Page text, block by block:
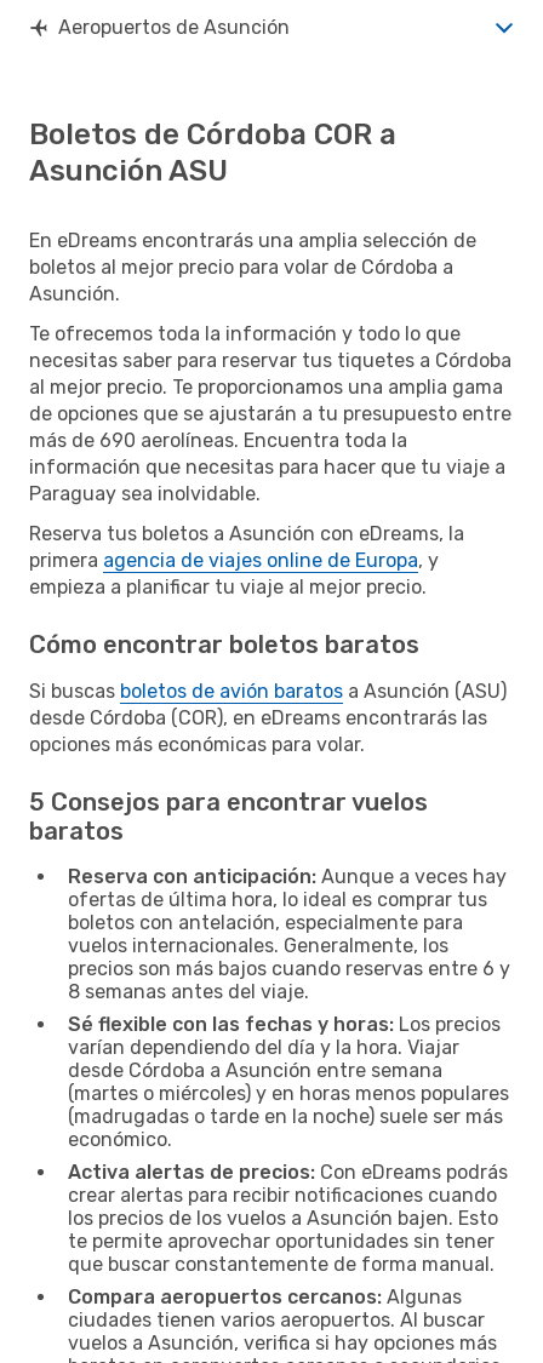
Aeropuertos de Asunción
Boletos de Córdoba COR a
Asunción ASU
En eDreams encontrarás una amplia selección de
boletos al mejor precio para volar de Córdoba a
Asunción.
Te ofrecemos toda la información y todo lo que
necesitas saber para reservar tus tiquetes a Córdoba
al mejor precio. Te proporcionamos una amplia gama
de opciones que se ajustarán a tu presupuesto entre
más de 690 aerolíneas. Encuentra toda la
información que necesitas para hacer que tu viaje a
Paraguay sea inolvidable.
Reserva tus boletos a Asunción con eDreams, la
primera agencia de viajes online de Europa, y
empieza a planificar tu viaje al mejor precio.
Cómo encontrar boletos baratos
Si buscas boletos de avión baratos a Asunción (ASU)
desde Córdoba (COR), en eDreams encontrarás las
opciones más económicas para volar.
5 Consejos para encontrar vuelos
baratos
Reserva con anticipación: Aunque a veces hay
ofertas de última hora, lo ideal es comprar tus
boletos con antelación, especialmente para
vuelos internacionales. Generalmente, los
precios son más bajos cuando reservas entre 6 y
8 semanas antes del viaje.
Sé flexible con las fechas y horas: Los precios
varían dependiendo del día y la hora. Viajar
desde Córdoba a Asunción entre semana
(martes o miércoles) y en horas menos populares
(madrugadas o tarde en la noche) suele ser más
económico.
Activa alertas de precios: Con eDreams podrás
crear alertas para recibir notificaciones cuando
los precios de los vuelos a Asunción bajen. Esto
te permite aprovechar oportunidades sin tener
que buscar constantemente de forma manual.
Compara aeropuertos cercanos: Algunas
ciudades tienen varios aeropuertos. Al buscar
vuelos a Asunción, verifica si hay opciones más